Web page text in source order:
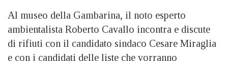
Al museo della Gambarina, il noto esperto
ambientalista Roberto Cavallo incontra e discute
di rifiuti con il candidato sindaco Cesare Miraglia
e con i candidati delle liste che vorranno